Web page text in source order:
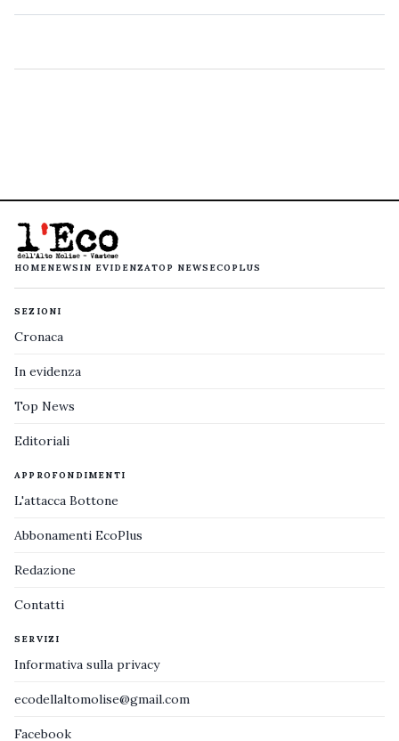
HOMENEWS IN EVIDENZATOP NEWS ECOPLUS
SEZIONI
Cronaca
In evidenza
Top News
Editoriali
APPROFONDIMENTI
L'attacca Bottone
Abbonamenti EcoPlus
Redazione
Contatti
SERVIZI
Informativa sulla privacy
ecodellaltomolise@gmail.com
Facebook